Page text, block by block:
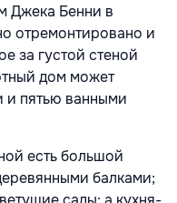
Джека Бенни в
отремонтировано и
за густой стеной
дом может
и пятью ванными
есть большой
балками;